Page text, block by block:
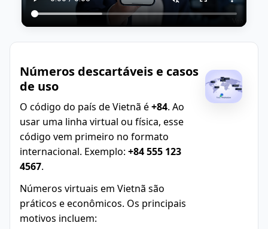
Números descartáveis e casos
de uso
O código do país de Vietnã é+84. Ao
usar uma linha virtual ou física, esse
código vem primeiro no formato
internacional. Exemplo: +84 555 123
4567.
Números virtuais em Vietnã são
práticos e econômicos. Os principais
motivos incluem: